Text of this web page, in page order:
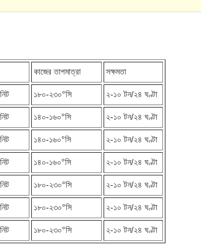
কাজের তাপমাত্রা সক্ষমতা
১৮০-২৩০°সি ২-১০ টন/২৪ ঘণ্টা
১৪০-১৬০°সি ২-১০ টন/২৪ ঘণ্টা
১৪০-১৬০°সি ২-১০ টন/২৪ ঘণ্টা
১৪০-১৬০°সি ২-১০ টন/২৪ ঘণ্টা
১৮০-২৩০°সি ২-১০ টন/২৪ ঘণ্টা
১৮০-২৩০°সি ২-১০ টন/২৪ ঘণ্টা
১৮০-২৩০°সি ২-১০ টন/২৪ ঘণ্টা